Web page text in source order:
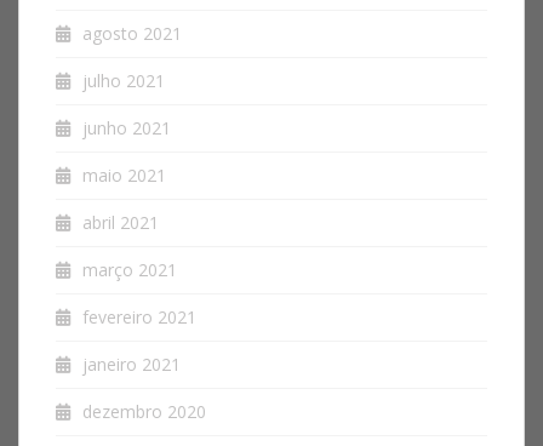
agosto 2021
julho 2021
junho 2021
maio 2021
abril 2021
março 2021
fevereiro 2021
janeiro 2021
dezembro 2020